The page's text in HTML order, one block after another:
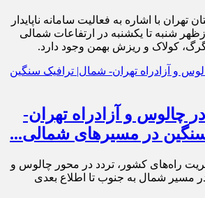
با اشاره به فعالیت سامانه ناپایدار
شنبه تا یکشنبه در ارتفاعات شمالی
کولاک و ریزش بهمن وجود دارد.
چالوس و آزادراه تهران-
در مسیرهای شمالی...
راه‌های کشور، تردد در محور چالوس و
در مسیر شمال به جنوب تا اطلاع بعدی